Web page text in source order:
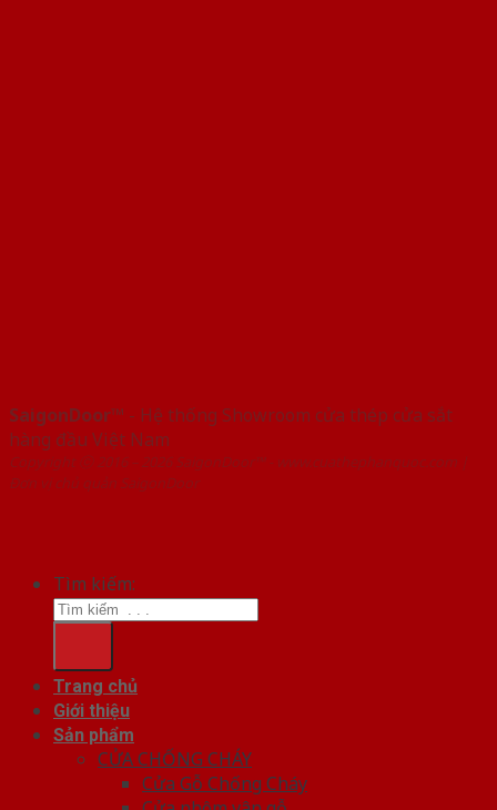
SaigonDoor™ - Hệ thống Showroom cửa thép cửa sắt
hàng đầu Việt Nam
Copyright ⓒ 2016 – 2026 SaigonDoor™ - www.cuathephanquoc.com |
Đơn vị chủ quản SaigonDoor
Tìm kiếm:
Trang chủ
Giới thiệu
Sản phẩm
CỬA CHỐNG CHÁY
Cửa Gỗ Chống Cháy